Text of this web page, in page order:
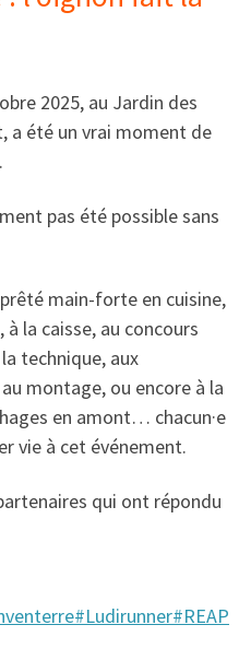
2025, au Jardin des
a été un vrai moment de
pas été possible sans
main-forte en cuisine,
la caisse, au concours
technique, aux
montage, ou encore à la
en amont… chacun·e
vie à cet événement.
qui ont répondu
#Ludirunner#REAP